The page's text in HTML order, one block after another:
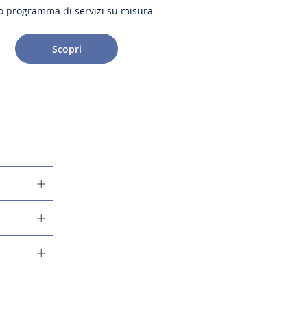
programma di servizi su misura
Scopri